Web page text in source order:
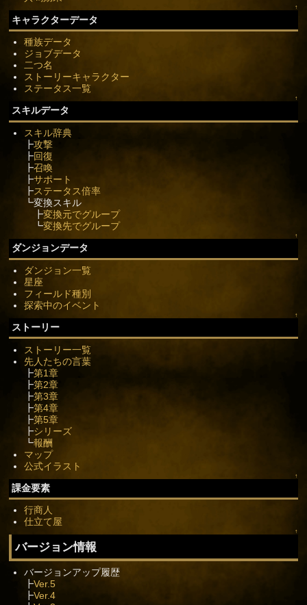
↑
キャラクターデータ
種族データ
ジョブデータ
二つ名
ストーリーキャラクター
ステータス一覧
↑
スキルデータ
スキル辞典
┣攻撃
┣回復
┣召喚
┣サポート
┣ステータス倍率
┗変換スキル
┣変換元でグループ
┗変換先でグループ
↑
ダンジョンデータ
ダンジョン一覧
星座
フィールド種別
探索中のイベント
↑
ストーリー
ストーリー一覧
先人たちの言葉
┣第1章
┣第2章
┣第3章
┣第4章
┣第5章
┣シリーズ
┗報酬
マップ
公式イラスト
↑
課金要素
行商人
仕立て屋
↑
バージョン情報
バージョンアップ履歴
┣Ver.5
┣Ver.4